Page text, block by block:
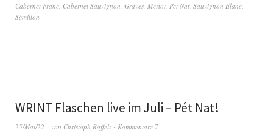
Cabernet Franc Cabernet Sauvignon Graves Merlot Pet Nat Sauvignon Blanc
Sémillon
WRINT Flaschen live im Juli – Pét Nat!
25/Mai/22 von Christoph Raffelt Kommentare 7